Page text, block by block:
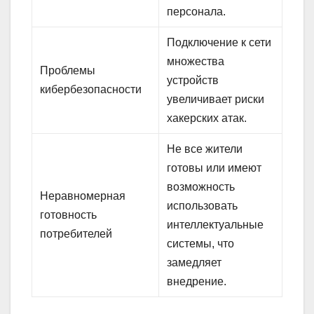
персонала.
Проблемы
кибербезопасности
Подключение к сети
множества
устройств
увеличивает риски
хакерских атак.
Неравномерная
готовность
потребителей
Не все жители
готовы или имеют
возможность
использовать
интеллектуальные
системы, что
замедляет
внедрение.